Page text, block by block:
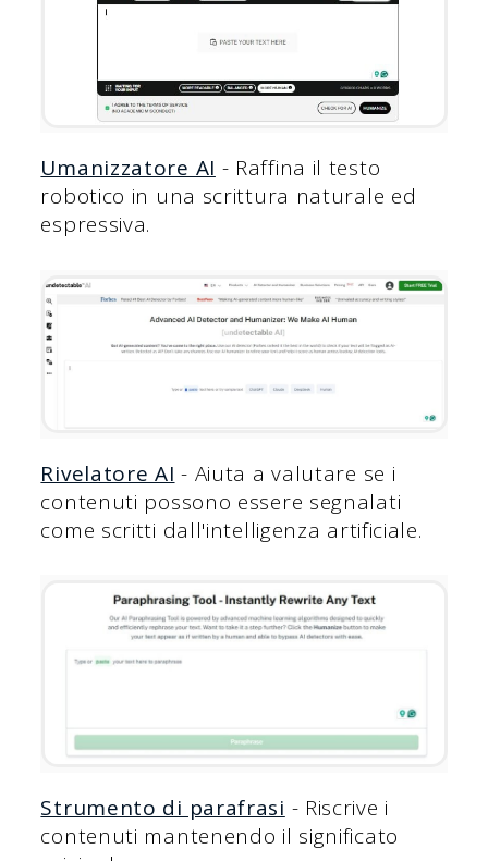
Umanizzatore AI - Raffina il testo
robotico in una scrittura naturale ed
espressiva.
Rivelatore AI - Aiuta a valutare se i
contenuti possono essere segnalati
come scritti dall'intelligenza artificiale.
Strumento di parafrasi - Riscrive i
contenuti mantenendo il significato